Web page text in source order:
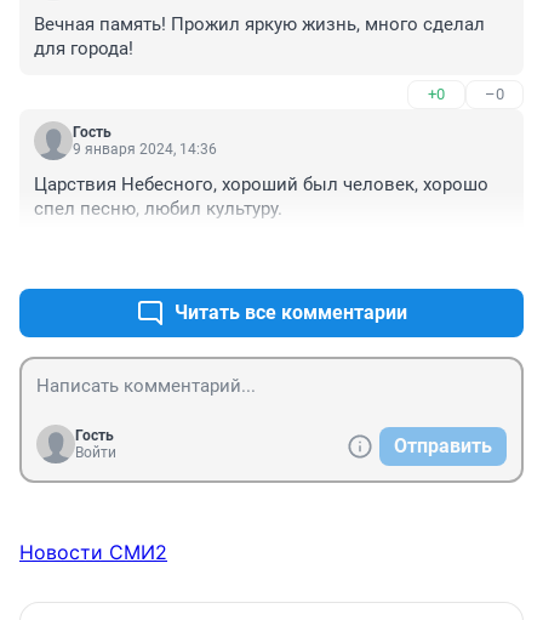
Вечная память! Прожил яркую жизнь, много сделал
для города!
+0 –0
Гость
9 января 2024, 14:36
Царствия Небесного, хороший был человек, хорошо
спел песню, любил культуру.
Читать все комментарии
Гость
Войти
Отправить
Новости СМИ2